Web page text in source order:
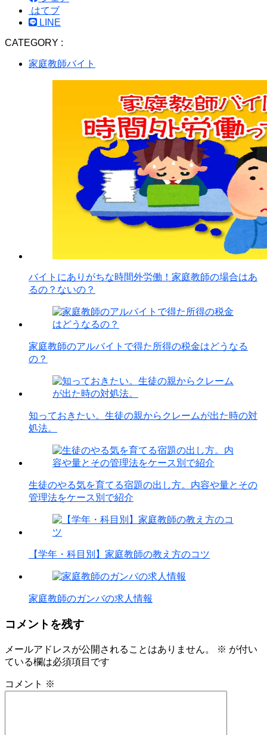
はてブ
LINE
CATEGORY :
家庭教師バイト
バイトにありがちな時間外労働！家庭教師の場合はあ
るの？ないの？
家庭教師のアルバイトで得た所得の税金はどうなる
の？
知っておきたい。生徒の親からクレームが出た時の対
処法。
生徒のやる気を育てる宿題の出し方。内容や量とその
管理法をケース別で紹介
【学年・科目別】家庭教師の教え方のコツ
家庭教師のガンバの求人情報
コメントを残す
メールアドレスが公開されることはありません。 ※ が付い
ている欄は必須項目です
コメント ※